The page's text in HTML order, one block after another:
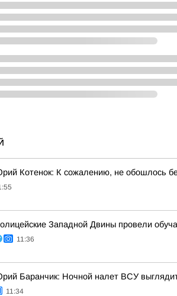
Котенок: К сожалению, не обошлось
Западной Двины провели
11:36
Баранчик: Ночной налет ВСУ
11:34